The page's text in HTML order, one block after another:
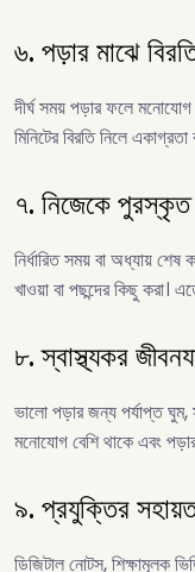
৬. পড়ার মাঝে
দীর্ঘ সময় পড়ার ফলে
মিনিটের বিরতি নিলে
৭. নিজেকে
নির্ধারিত সময় বা অধ্যায়
খাওয়া বা পছন্দের কিছু করা।
৮. স্বাস্থ্যকর
ভালো পড়ার জন্য পর্যাপ্ত ঘুম,
মনোযোগ বেশি থাকে এবং
৯. প্রযুক্তির
ডিজিটাল নোটস, শিক্ষামূলক